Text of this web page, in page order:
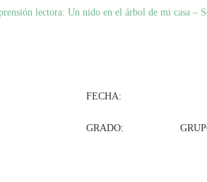
lectora: Un nido en el árbol de mi casa –
FECHA:
GRADO: